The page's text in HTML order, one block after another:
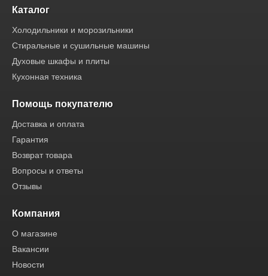
Каталог
Холодильники и морозильники
Стиральные и сушильные машины
Духовые шкафы и плиты
Кухонная техника
Помощь покупателю
Доставка и оплата
Гарантия
Возврат товара
Вопросы и ответы
Отзывы
Компания
О магазине
Вакансии
Новости